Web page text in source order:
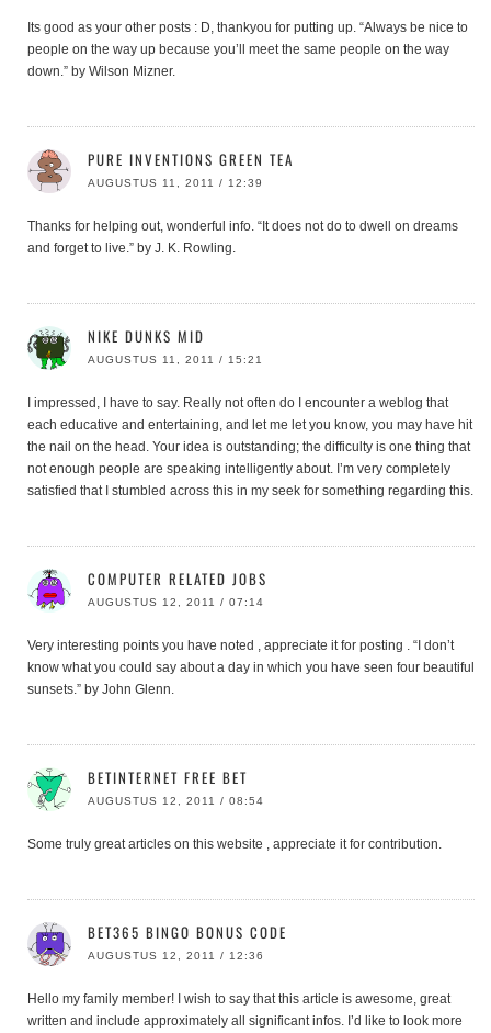
Its good as your other posts : D, thankyou for putting up. “Always be nice to
people on the way up because you’ll meet the same people on the way
down.” by Wilson Mizner.
PURE INVENTIONS GREEN TEA
AUGUSTUS 11, 2011 / 12:39
Thanks for helping out, wonderful info. “It does not do to dwell on dreams
and forget to live.” by J. K. Rowling.
NIKE DUNKS MID
AUGUSTUS 11, 2011 / 15:21
I impressed, I have to say. Really not often do I encounter a weblog that
each educative and entertaining, and let me let you know, you may have hit
the nail on the head. Your idea is outstanding; the difficulty is one thing that
not enough people are speaking intelligently about. I’m very completely
satisfied that I stumbled across this in my seek for something regarding this.
COMPUTER RELATED JOBS
AUGUSTUS 12, 2011 / 07:14
Very interesting points you have noted , appreciate it for posting . “I don’t
know what you could say about a day in which you have seen four beautiful
sunsets.” by John Glenn.
BETINTERNET FREE BET
AUGUSTUS 12, 2011 / 08:54
Some truly great articles on this website , appreciate it for contribution.
BET365 BINGO BONUS CODE
AUGUSTUS 12, 2011 / 12:36
Hello my family member! I wish to say that this article is awesome, great
written and include approximately all significant infos. I’d like to look more